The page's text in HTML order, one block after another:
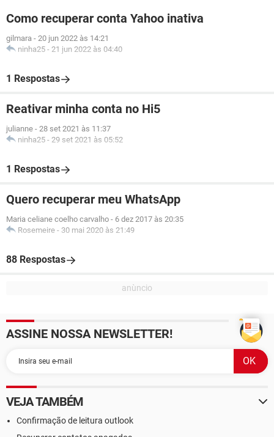
Como recuperar conta Yahoo inativa
gilmara - 20 jun 2022 às 14:21
ninha25 - 21 jun 2022 às 04:40
1 Respostas
Reativar minha conta no Hi5
julianne - 28 set 2021 às 11:37
ninha25 - 29 set 2021 às 05:52
1 Respostas
Quero recuperar meu WhatsApp
Maria celiane coelho carvalho - 6 dez 2017 às 20:35
Rosemeire - 30 mai 2020 às 21:49
88 Respostas
ASSINE NOSSA NEWSLETTER!
VEJA TAMBÉM
Confirmação de leitura outlook